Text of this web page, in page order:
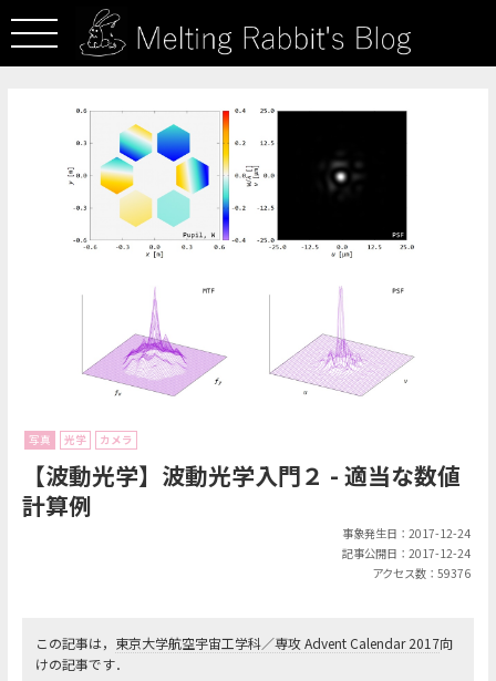
写真 光学 カメラ
【波動光学】波動光学入門２ - 適当な数値
計算例
事象発生日：2017-12-24
記事公開日：2017-12-24
アクセス数：59376
この記事は， 東京大学航空宇宙工学科／専攻 Advent Calendar 2017向
けの記事です．